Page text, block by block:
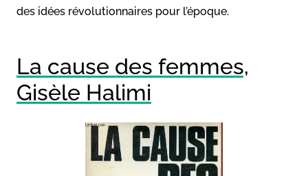
des idées révolutionnaires pour l’époque.
La cause des femmes,
Gisèle Halimi